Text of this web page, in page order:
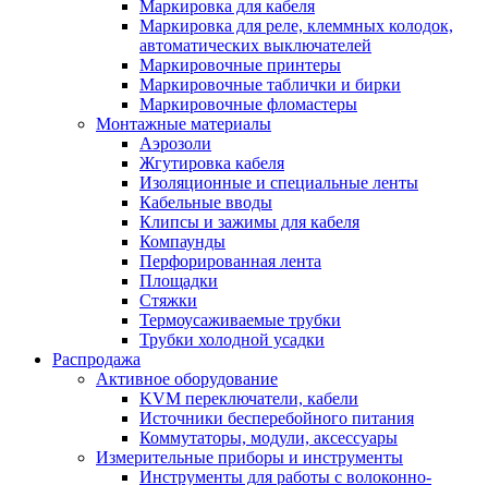
Маркировка для кабеля
Маркировка для реле, клеммных колодок,
автоматических выключателей
Маркировочные принтеры
Маркировочные таблички и бирки
Маркировочные фломастеры
Монтажные материалы
Аэрозоли
Жгутировка кабеля
Изоляционные и специальные ленты
Кабельные вводы
Клипсы и зажимы для кабеля
Компаунды
Перфорированная лента
Площадки
Стяжки
Термоусаживаемые трубки
Трубки холодной усадки
Распродажа
Активное оборудование
KVM переключатели, кабели
Источники бесперебойного питания
Коммутаторы, модули, аксессуары
Измерительные приборы и инструменты
Инструменты для работы с волоконно-